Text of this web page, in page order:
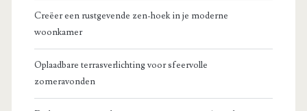
Creëer een rustgevende zen-hoek in je moderne
woonkamer
Oplaadbare terrasverlichting voor sfeervolle
zomeravonden